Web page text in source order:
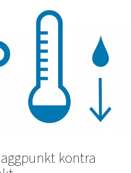
luften mättas med fukt under ett
Enkelt uttryckt är det den
börjar bildas i tryckluft. Ju lägre
gör den till ett avgörande